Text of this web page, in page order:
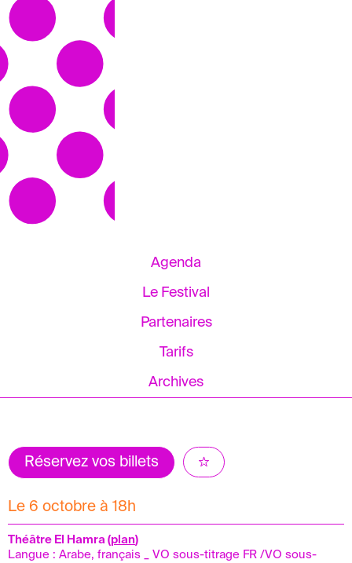
Agenda
Le Festival
Partenaires
Tarifs
Archives
Réservez vos billets
Le 6 octobre à 18h
Théâtre El Hamra (plan)
Langue : Arabe, français _ VO sous-titrage FR /VO sous-